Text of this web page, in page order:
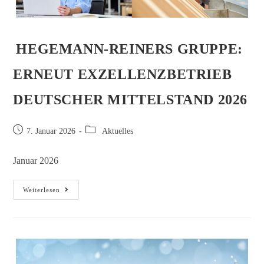
HEGEMANN-REINERS GRUPPE:
ERNEUT EXZELLENZBETRIEB
DEUTSCHER MITTELSTAND 2026
7. Januar 2026 Aktuelles
Januar 2026
Weiterlesen